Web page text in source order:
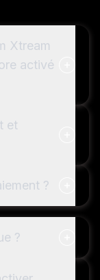
Xtream
activé
et
?
?